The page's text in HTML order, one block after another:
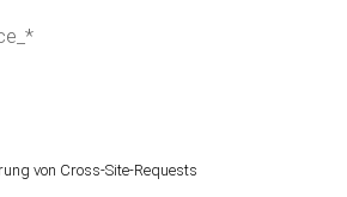
von Cross-Site-Requests